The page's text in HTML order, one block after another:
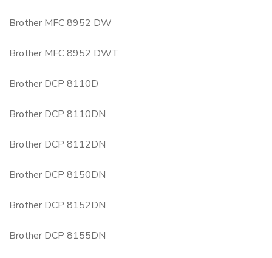
Brother MFC 8952 DW
Brother MFC 8952 DWT
Brother DCP 8110D
Brother DCP 8110DN
Brother DCP 8112DN
Brother DCP 8150DN
Brother DCP 8152DN
Brother DCP 8155DN